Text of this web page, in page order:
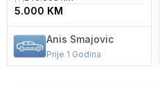
5.000 KM
Anis Smajovic
Prije 1 Godina